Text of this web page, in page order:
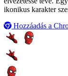
ikonikus karakter
Hozzáadás a